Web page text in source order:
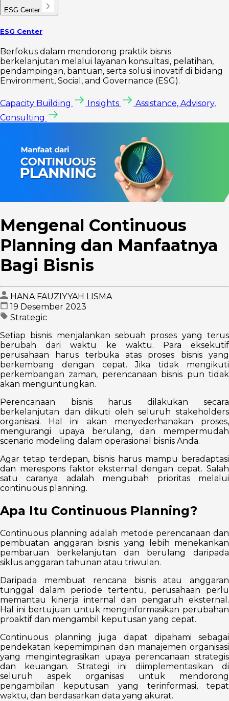
ESG Center
ESG Center
Berfokus dalam mendorong praktik bisnis
berkelanjutan melalui layanan konsultasi, pelatihan,
pendampingan, bantuan, serta solusi inovatif di bidang
Environment, Social, and Governance (ESG).
Capacity Building Insights
Assistance, Advisory,
Consulting
Mengenal Continuous
Planning dan Manfaatnya
Bagi Bisnis
HANA FAUZIYYAH LISMA
19 Desember 2023
Strategic
Setiap bisnis menjalankan sebuah proses yang terus
berubah dari waktu ke waktu. Para eksekutif
perusahaan harus terbuka atas proses bisnis yang
berkembang dengan cepat. Jika tidak mengikuti
perkembangan zaman, perencanaan bisnis pun tidak
akan menguntungkan.
Perencanaan bisnis harus dilakukan secara
berkelanjutan dan diikuti oleh seluruh stakeholders
organisasi. Hal ini akan menyederhanakan proses,
mengurangi upaya berulang, dan mempermudah
scenario modeling dalam operasional bisnis Anda.
Agar tetap terdepan, bisnis harus mampu beradaptasi
dan merespons faktor eksternal dengan cepat. Salah
satu caranya adalah mengubah prioritas melalui
continuous planning.
Apa Itu Continuous Planning?
Continuous planning adalah metode perencanaan dan
pembuatan anggaran bisnis yang lebih menekankan
pembaruan berkelanjutan dan berulang daripada
siklus anggaran tahunan atau triwulan.
Daripada membuat rencana bisnis atau anggaran
tunggal dalam periode tertentu, perusahaan perlu
memantau kinerja internal dan pengaruh eksternal.
Hal ini bertujuan untuk menginformasikan perubahan
proaktif dan mengambil keputusan yang cepat.
Continuous planning juga dapat dipahami sebagai
pendekatan kepemimpinan dan manajemen organisasi
yang mengintegrasikan upaya perencanaan strategis
dan keuangan. Strategi ini diimplementasikan di
seluruh aspek organisasi untuk mendorong
pengambilan keputusan yang terinformasi, tepat
waktu, dan berdasarkan data yang akurat.